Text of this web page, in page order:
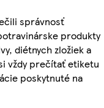
správnosť
produkty
diétnych zložiek a
vždy prečítať etiketu
poskytnuté na